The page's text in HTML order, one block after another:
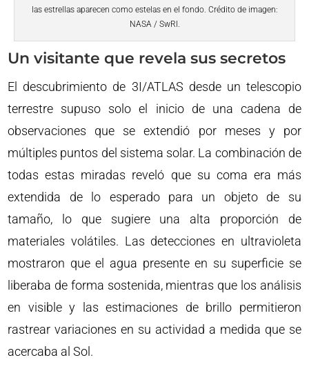
las estrellas aparecen como estelas en el fondo. Crédito de imagen:
NASA / SwRI.
Un visitante que revela sus secretos
El descubrimiento de 3I/ATLAS desde un telescopio
terrestre supuso solo el inicio de una cadena de
observaciones que se extendió por meses y por
múltiples puntos del sistema solar. La combinación de
todas estas miradas reveló que su coma era más
extendida de lo esperado para un objeto de su
tamaño, lo que sugiere una alta proporción de
materiales volátiles. Las detecciones en ultravioleta
mostraron que el agua presente en su superficie se
liberaba de forma sostenida, mientras que los análisis
en visible y las estimaciones de brillo permitieron
rastrear variaciones en su actividad a medida que se
acercaba al Sol.